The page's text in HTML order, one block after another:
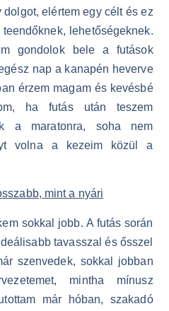
elértem egy célt és ez
lehetőségeknek.
gondolok bele a futások
nap a kanapén heverve
érzem magam és kevésbé
ha futás után teszem
a maratonra, soha nem
volna a kezeim közül a
mint a nyári
sokkal jobb. A futás során
tavasszal és ősszel
szenvedek, sokkal jobban
mintha mínusz
már hóban, szakadó